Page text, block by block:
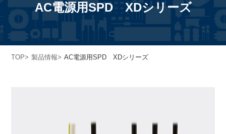
AC電源用SPD XDシリーズ
TOP 製品情報 AC電源用SPD XDシリーズ